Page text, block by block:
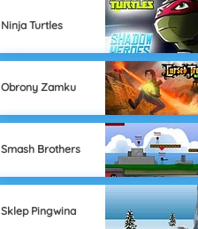
Ninja Turtles
Obrony Zamku
Smash Brothers
Sklep Pingwina